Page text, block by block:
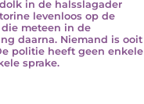
in de halsslagader
levenloos op de
meteen in de
daarna. Niemand is ooit
politie heeft geen enkele
sprake.